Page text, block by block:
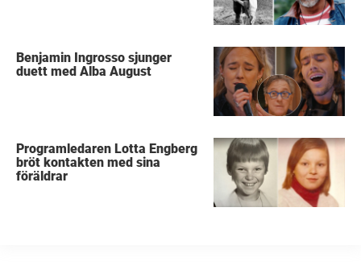
Benjamin Ingrosso sjunger
duett med Alba August
Programledaren Lotta Engberg
bröt kontakten med sina
föräldrar